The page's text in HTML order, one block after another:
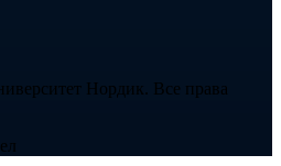
Нордик . Все права